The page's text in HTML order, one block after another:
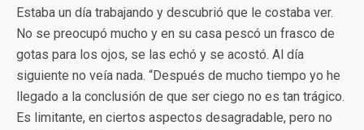
Estaba un día trabajando y descubrió que le costaba ver.
No se preocupó mucho y en su casa pescó un frasco de
gotas para los ojos, se las echó y se acostó. Al día
siguiente no veía nada. “Después de mucho tiempo yo he
llegado a la conclusión de que ser ciego no es tan trágico.
Es limitante, en ciertos aspectos desagradable, pero no